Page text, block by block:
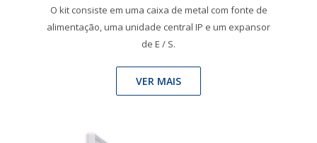
O kit consiste em uma caixa de metal com fonte de
alimentação, uma unidade central IP e um expansor
de E / S.
VER MAIS